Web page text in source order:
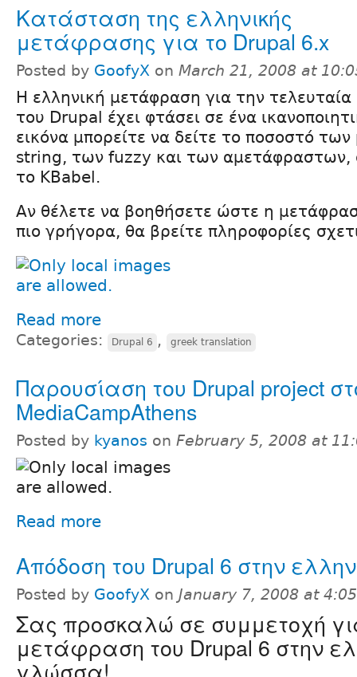
Κατάσταση της ελληνικής
μετάφρασης για το Drupal 6.x
Posted by GoofyX on March 21, 2008 at
Η ελληνική μετάφραση για την
του Drupal έχει φτάσει σε ένα
εικόνα μπορείτε να δείτε το ποσοστό
string, των fuzzy και των αμετάφραστων,
το KBabel.
Αν θέλετε να βοηθήσετε ώστε η
πιο γρήγορα, θα βρείτε πληροφορίες
Read more
Categories: Drupal 6 , greek translation
Παρουσίαση του Drupal project
MediaCampAthens
Posted by kyanos on February 5, 2008 at
Read more
Απόδοση του Drupal 6 στην
Posted by GoofyX on January 7, 2008 at
Σας προσκαλώ σε συμμετοχή
μετάφραση του Drupal 6 στην